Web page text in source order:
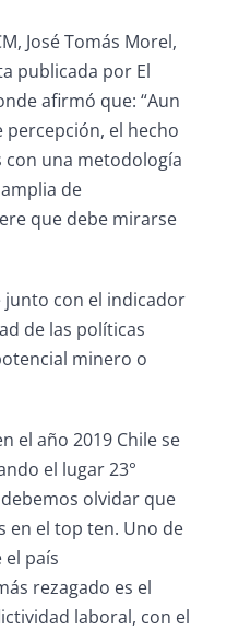
José Tomás Morel,
publicada por El
afirmó que: “Aun
el hecho
con una metodología
de
que debe mirarse
junto con el indicador
de las políticas
minero o
el año 2019 Chile se
el lugar 23°
olvidar que
en el top ten. Uno de
país
rezagado es el
laboral, con el